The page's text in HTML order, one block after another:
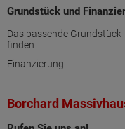
Grundstück und
Das passende Grundstück
finden
Finanzierung
Borchard